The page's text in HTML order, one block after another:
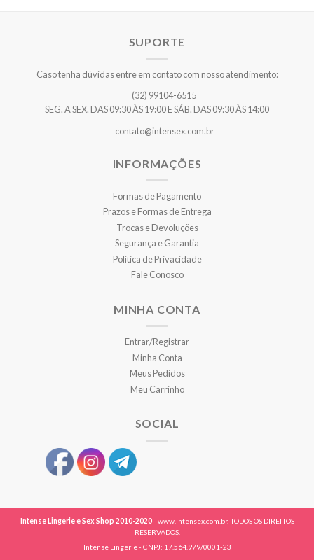
SUPORTE
Caso tenha dúvidas entre em contato com nosso atendimento:
(32) 99104-6515
SEG. A SEX. DAS 09:30 ÀS 19:00 E SÁB. DAS 09:30 ÀS 14:00
contato@intensex.com.br
INFORMAÇÕES
Formas de Pagamento
Prazos e Formas de Entrega
Trocas e Devoluções
Segurança e Garantia
Política de Privacidade
Fale Conosco
MINHA CONTA
Entrar/Registrar
Minha Conta
Meus Pedidos
Meu Carrinho
SOCIAL
Intense Lingerie e Sex Shop 2010-2020- www.intensex.com.br. TODOS OS DIREITOS
RESERVADOS.
Intense Lingerie - CNPJ: 17.564.979/0001-23